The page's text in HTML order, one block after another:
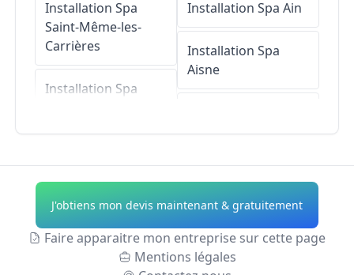
Installation Spa
Saint-Même-les-
Carrières
Installation Spa
Triac-Lautrait
Installation Spa
Bassac
Installation Spa Ain
Installation Spa
Aisne
Allier
Provence
Installation Spa
J'obtiens mon devis maintenant & gratuitement
Faire apparaitre mon entreprise sur cette page
Mentions légales